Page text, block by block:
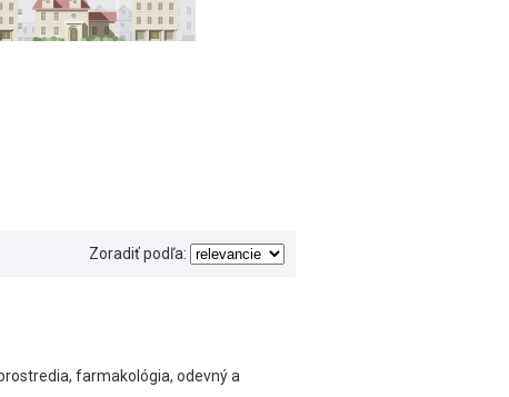
Zoradiť podľa:
farmakológia, odevný a